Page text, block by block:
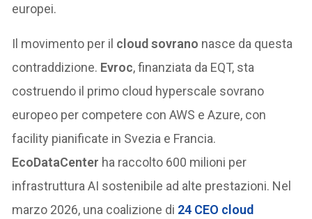
europei.
Il movimento per il cloud sovrano nasce da questa
contraddizione. Evroc, finanziata da EQT, sta
costruendo il primo cloud hyperscale sovrano
europeo per competere con AWS e Azure, con
facility pianificate in Svezia e Francia.
EcoDataCenter ha raccolto 600 milioni per
infrastruttura AI sostenibile ad alte prestazioni. Nel
marzo 2026, una coalizione di 24 CEO cloud